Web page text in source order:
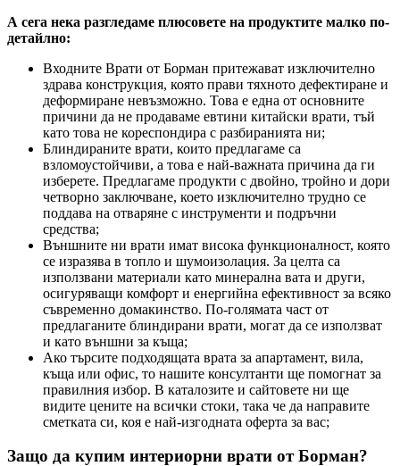
А сега нека разгледаме плюсовете на продуктите малко по-
детайлно:
Входните Врати от Борман притежават изключително
здрава конструкция, която прави тяхното дефектиране и
деформиране невъзможно. Това е една от основните
причини да не продаваме евтини китайски врати, тъй
като това не кореспондира с разбиранията ни;
Блиндираните врати, които предлагаме са
взломоустойчиви, а това е най-важната причина да ги
изберете. Предлагаме продукти с двойно, тройно и дори
четворно заключване, което изключително трудно се
поддава на отваряне с инструменти и подръчни
средства;
Външните ни врати имат висока функционалност, която
се изразява в топло и шумоизолация. За целта са
използвани материали като минерална вата и други,
осигуряващи комфорт и енергийна ефективност за всяко
съвременно домакинство. По-голямата част от
предлаганите блиндирани врати, могат да се използват
и като външни за къща;
Ако търсите подходящата врата за апартамент, вила,
къща или офис, то нашите консултанти ще помогнат за
правилния избор. В каталозите и сайтовете ни ще
видите цените на всички стоки, така че да направите
сметката си, коя е най-изгодната оферта за вас;
Защо да купим интериорни врати от Борман?